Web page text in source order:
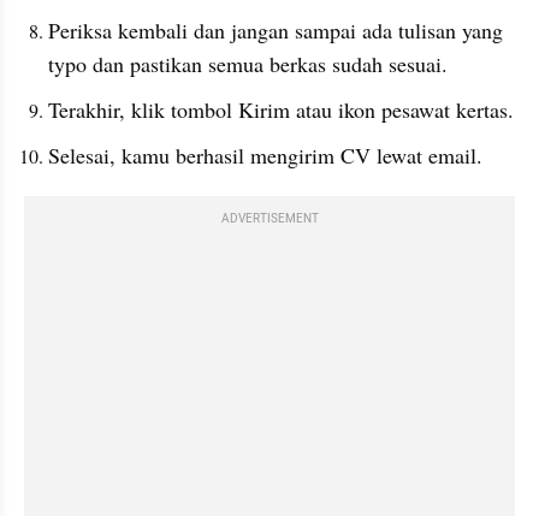
Periksa kembali dan jangan sampai ada tulisan yang
typo dan pastikan semua berkas sudah sesuai.
Terakhir, klik tombol Kirim atau ikon pesawat kertas.
Selesai, kamu berhasil mengirim CV lewat email.
ADVERTISEMENT